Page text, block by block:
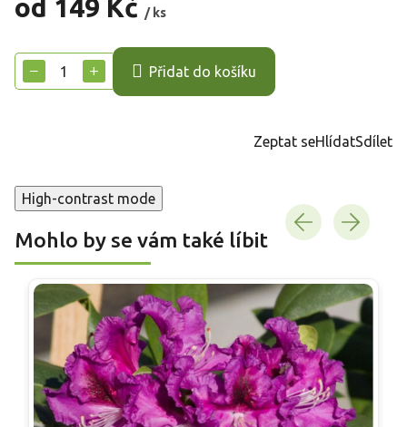
od 149 Kč / ks
cena:
+
− Přidat do košíku
Zeptat seHlídatSdílet
High-contrast mode
Mohlo by se vám také líbit